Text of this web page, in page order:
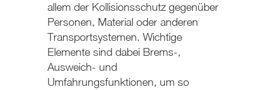
allem der Kollisionsschutz gegenüber
Personen, Material oder anderen
Transportsystemen. Wichtige
Elemente sind dabei Brems-,
Ausweich- und
Umfahrungsfunktionen, um so